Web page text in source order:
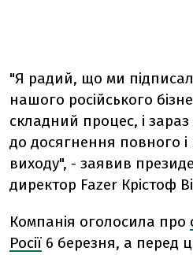
"Я радий, що ми
нашого російського
складний процес, і
до досягнення повного
виходу", - заявив
директор Fazer Крістоф
Компанія оголосила про
Росії 6 березня, а перед